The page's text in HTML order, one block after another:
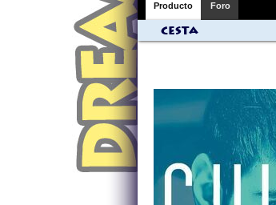
Producto Foro
Cesta